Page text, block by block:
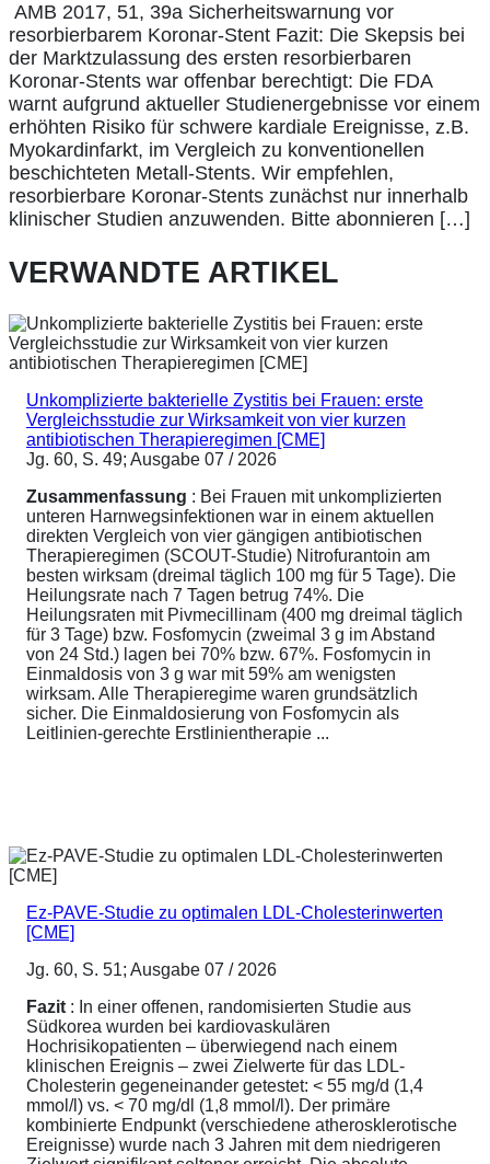
AMB 2017, 51, 39a Sicherheitswarnung vor
resorbierbarem Koronar-Stent Fazit: Die Skepsis bei
der Marktzulassung des ersten resorbierbaren
Koronar-Stents war offenbar berechtigt: Die FDA
warnt aufgrund aktueller Studienergebnisse vor einem
erhöhten Risiko für schwere kardiale Ereignisse, z.B.
Myokardinfarkt, im Vergleich zu konventionellen
beschichteten Metall-Stents. Wir empfehlen,
resorbierbare Koronar-Stents zunächst nur innerhalb
klinischer Studien anzuwenden. Bitte abonnieren […]
VERWANDTE ARTIKEL
Unkomplizierte bakterielle Zystitis bei Frauen: erste
Vergleichsstudie zur Wirksamkeit von vier kurzen
antibiotischen Therapieregimen [CME]
Jg. 60, S. 49; Ausgabe 07 / 2026
Zusammenfassung : Bei Frauen mit unkomplizierten
unteren Harnwegsinfektionen war in einem aktuellen
direkten Vergleich von vier gängigen antibiotischen
Therapieregimen (SCOUT-Studie) Nitrofurantoin am
besten wirksam (dreimal täglich 100 mg für 5 Tage). Die
Heilungsrate nach 7 Tagen betrug 74%. Die
Heilungsraten mit Pivmecillinam (400 mg dreimal täglich
für 3 Tage) bzw. Fosfomycin (zweimal 3 g im Abstand
von 24 Std.) lagen bei 70% bzw. 67%. Fosfomycin in
Einmaldosis von 3 g war mit 59% am wenigsten
wirksam. Alle Therapieregime waren grundsätzlich
sicher. Die Einmaldosierung von Fosfomycin als
Leitlinien-gerechte Erstlinientherapie ...
Ez-PAVE-Studie zu optimalen LDL-Cholesterinwerten
[CME]
Jg. 60, S. 51; Ausgabe 07 / 2026
Fazit : In einer offenen, randomisierten Studie aus
Südkorea wurden bei kardiovaskulären
Hochrisikopatienten – überwiegend nach einem
klinischen Ereignis – zwei Zielwerte für das LDL-
Cholesterin gegeneinander getestet: < 55 mg/d (1,4
mmol/l) vs. < 70 mg/dl (1,8 mmol/l). Der primäre
kombinierte Endpunkt (verschiedene atherosklerotische
Ereignisse) wurde nach 3 Jahren mit dem niedrigeren